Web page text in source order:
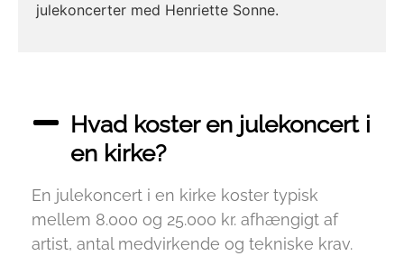
julekoncerter med Henriette Sonne.
Hvad koster en julekoncert i
en kirke?
En julekoncert i en kirke koster typisk
mellem 8.000 og 25.000 kr. afhængigt af
artist, antal medvirkende og tekniske krav.